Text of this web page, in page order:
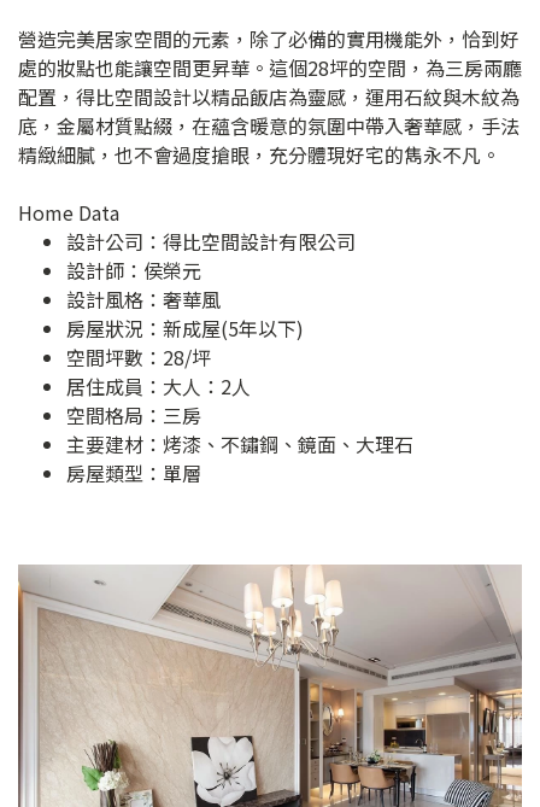
營造完美居家空間的元素，除了必備的實用機能外，恰到好
處的妝點也能讓空間更昇華。這個28坪的空間，為三房兩廳
配置，得比空間設計以精品飯店為靈感，運用石紋與木紋為
底，金屬材質點綴，在蘊含暖意的氛圍中帶入奢華感，手法
精緻細膩，也不會過度搶眼，充分體現好宅的雋永不凡。
Home Data
設計公司： 得比空間設計有限公司
設計師：侯榮元
設計風格：奢華風
房屋狀況：新成屋(5年以下)
空間坪數：28/坪
居住成員：大人：2人
空間格局：三房
主要建材：烤漆、不鏽鋼、鏡面、大理石
房屋類型：單層